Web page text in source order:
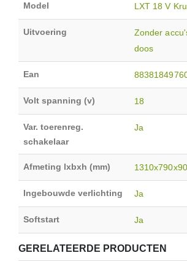
Model LXT 18 V
Uitvoering
Zonder
doos
Ean
Volt spanning (v) 18
Var. toerenreg.
schakelaar
Ja
Afmeting lxbxh (mm)
Ingebouwde verlichting Ja
Softstart Ja
GERELATEERDE PRODUCTEN